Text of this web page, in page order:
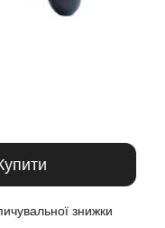
знижки